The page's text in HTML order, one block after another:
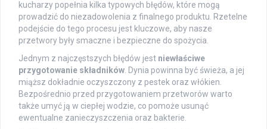
kucharzy popełnia kilka typowych błędów, które mogą
prowadzić do niezadowolenia z finalnego produktu. Rzetelne
podejście do tego procesu jest kluczowe, aby nasze
przetwory były smaczne i bezpieczne do spożycia.
Jednym z najczęstszych błędów jest niewłaściwe
przygotowanie składników . Dynia powinna być świeża, a jej
miąższ dokładnie oczyszczony z pestek oraz włókien.
Bezpośrednio przed przygotowaniem przetworów warto
także umyć ją w ciepłej wodzie, co pomoże usunąć
ewentualne zanieczyszczenia oraz bakterie.